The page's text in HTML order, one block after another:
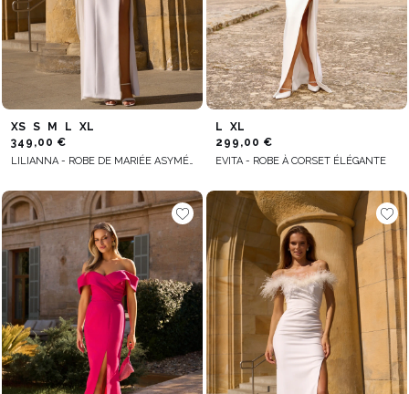
XS S M L
XL
349,00 €
LILIANNA - ROBE DE MARIÉE ASYMÉTRIQUE AVEC FLEUR EMBELLIE
L
XL
299,00 €
EVITA - ROBE À CORSET ÉLÉGANTE